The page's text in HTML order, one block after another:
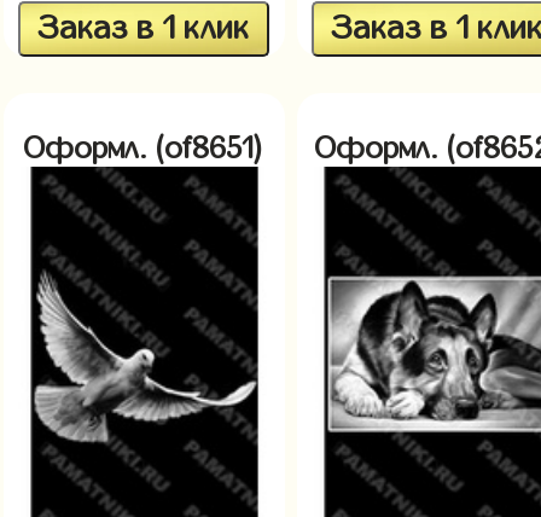
Заказ в 1 клик
Заказ в 1
Оформл. (of8651) Оформл.